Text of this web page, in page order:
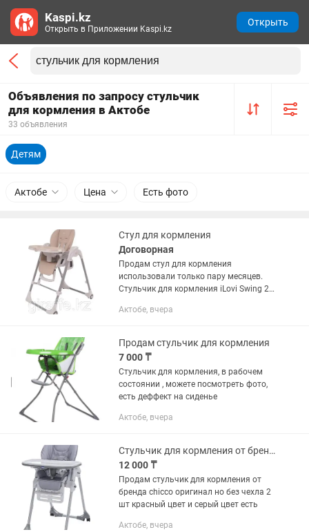
Объявления по запросу стульчик
для кормления в Актобе
33 объявления
Детям
Актобе Цена Есть фото
Стул для кормления
Договорная
Продам стул для кормления
использовали только пару месяцев.
Стульчик для кормления iLovi Swing 2 -
которое может быть подключено к
Актобе, вчера
Продам стульчик для кормления
7 000 ₸
Стульчик для кормления, в рабочем
состоянии , можете посмотреть фото,
есть деффект на сиденье
Актобе, вчера
Стульчик для кормления от бренда chicco
12 000 ₸
Продам стульчик для кормления от
бренда chicco оригинал но без чехла 2
шт красный цвет и серый цвет есть
Актобе, вчера
Kaspi.kz
Открыть в Приложении Kaspi.kz
Открыть